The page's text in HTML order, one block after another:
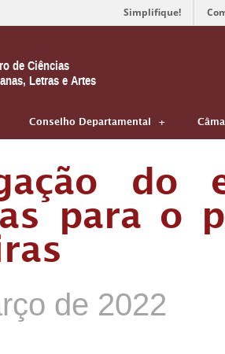
Simplifique!
de Ciências
Letras e Artes
Conselho Departamental
para o
de 2022